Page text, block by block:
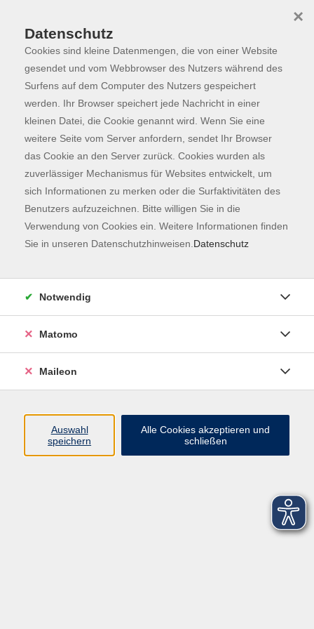
Skip to main content
Programm
Der Kurs konnte nicht gefunden werden.
Kontaktformular
Impressum
AGB
Datenschutzerklärung
Datenschutz
Cookies sind kleine Datenmengen, die von einer Website
gesendet und vom Webbrowser des Nutzers während des
Surfens auf dem Computer des Nutzers gespeichert
werden. Ihr Browser speichert jede Nachricht in einer
kleinen Datei, die Cookie genannt wird. Wenn Sie eine
weitere Seite vom Server anfordern, sendet Ihr Browser
das Cookie an den Server zurück. Cookies wurden als
zuverlässiger Mechanismus für Websites entwickelt, um
sich Informationen zu merken oder die Surfaktivitäten des
Benutzers aufzuzeichnen. Bitte willigen Sie in die
Verwendung von Cookies ein. Weitere Informationen finden
Sie in unseren Datenschutzhinweisen. Datenschutz
×
Notwendig
Matomo
Maileon
Auswahl
speichern
Alle Cookies akzeptieren und
schließen